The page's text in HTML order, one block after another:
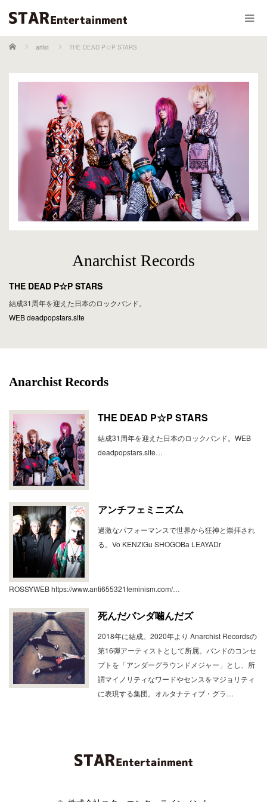
ホーム artist THE DEAD P☆P STARS
Anarchist Records
THE DEAD P☆P STARS
結成31周年を迎えた日本のロックバンド。
WEB deadpopstars.site
Anarchist Records
THE DEAD P☆P STARS
結成31周年を迎えた日本のロックバンド。WEB
deadpopstars.site…
アンチフェミニズム
過激なパフォーマンスで世界から狂神と崇拝され
る。Vo KENZIGu SHOGOBa LEAYADr
ROSSYWEB https://www.anti655321feminism.com/…
死んだパンダ噛んだズ
2018年に結成。2020年より Anarchist Recordsの
第16弾アーティストとして所属。バンドのコンセ
プトを「アンダーグラウンドメジャー」とし、所
謂マイノリティなワードやセンスをマジョリティ
に表現する集団。オルタナティブ・グラ…